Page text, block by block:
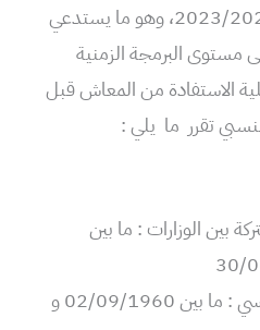
الدخول المدرسي المقبل 2023/2024، وهو ما يستدعي
مستوى البرمجة الزمنية
الاستفادة من المعاش قبل
تقرر ما يلي :
بين الوزارات : ما بين
الأطر الخاضعة للنظام الأساسي : ما بين 02/09/1960 و